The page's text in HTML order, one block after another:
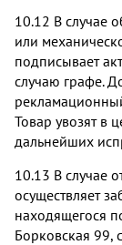
10.12 В случае
или
подписывает
случаю графе.
Товар увозят в
дальнейших
10.13 В случае
осуществляет
находящегося
Борковская 99,